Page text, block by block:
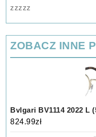
zzzzz
ZOBACZ INNE
Bvlgari BV1114 2022 L
824.99zł